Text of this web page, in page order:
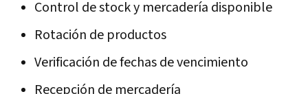
Control de stock y mercadería disponible
Rotación de productos
Verificación de fechas de vencimiento
Recepción de mercadería